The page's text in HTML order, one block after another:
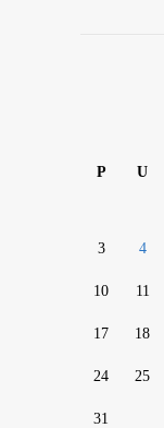
P U
3 4
10 11
17 18
24 25
31